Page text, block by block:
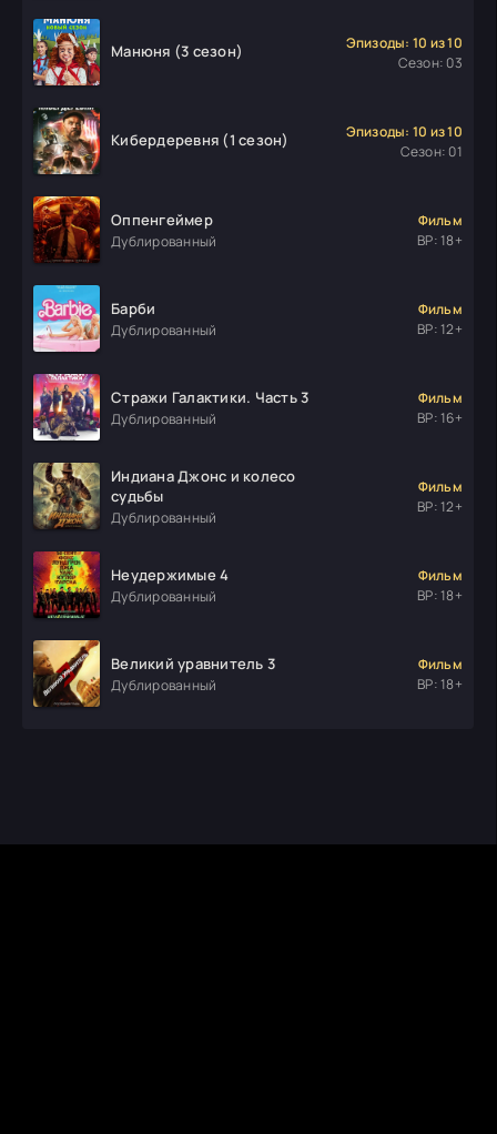
Манюня (3 сезон)
Эпизоды: 10 из 10
Сезон: 03
Кибердеревня (1 сезон)
Эпизоды: 10 из 10
Сезон: 01
Оппенгеймер
Дублированный
Фильм
ВР: 18+
Барби
Дублированный
Фильм
ВР: 12+
Стражи Галактики. Часть 3
Дублированный
Фильм
ВР: 16+
Индиана Джонс и колесо
судьбы
Дублированный
Фильм
ВР: 12+
Неудержимые 4
Дублированный
Фильм
ВР: 18+
Великий уравнитель 3
Дублированный
Фильм
ВР: 18+